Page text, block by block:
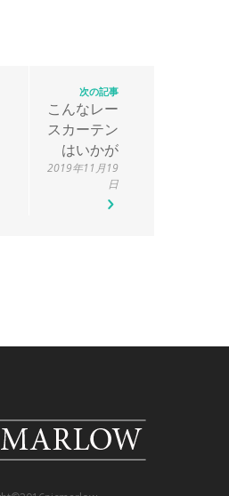
次の記事
こんなレー
スカーテン
はいかが
2019年11月19
日